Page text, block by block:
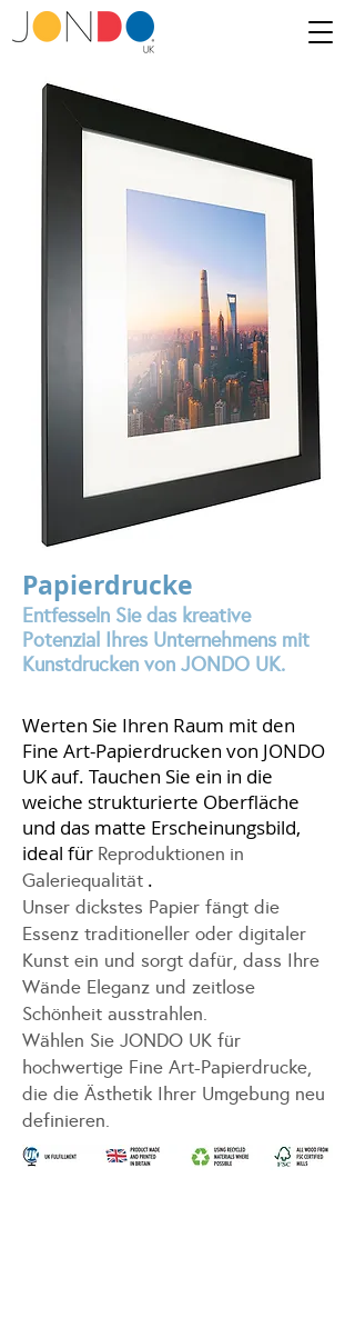
Papierdrucke
Entfesseln Sie das kreative
Potenzial Ihres Unternehmens mit
Kunstdrucken von JONDO UK.
Werten Sie Ihren Raum mit den
Fine Art-Papierdrucken von JONDO
UK auf. Tauchen Sie ein in die
weiche strukturierte Oberfläche
und das matte Erscheinungsbild,
ideal für Reproduktionen in
Galeriequalität .
Unser dickstes Papier fängt die
Essenz traditioneller oder digitaler
Kunst ein und sorgt dafür, dass Ihre
Wände Eleganz und zeitlose
Schönheit ausstrahlen.
Wählen Sie JONDO UK für
hochwertige Fine Art-Papierdrucke,
die die Ästhetik Ihrer Umgebung neu
definieren.